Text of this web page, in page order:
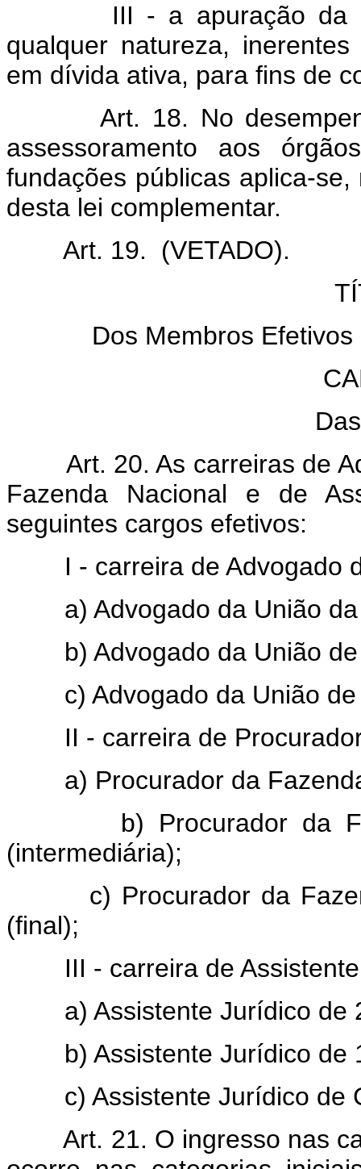
III - a apuração da
qualquer natureza,
em dívida ativa, para fins de
Art. 18. No
assessoramento aos
fundações públicas aplica-
desta lei complementar.
Art. 19. (VETADO).
Dos Membros
Art. 20. As carreiras de
Fazenda Nacional e de
seguintes cargos efetivos:
I - carreira de Advogado
a) Advogado da União
b) Advogado da União
c) Advogado da União
II - carreira de
a) Procurador da
b) Procurador da
(intermediária);
c) Procurador da
(final);
III - carreira de
a) Assistente Jurídico de
b) Assistente Jurídico de
c) Assistente Jurídico de
Art. 21. O ingresso nas